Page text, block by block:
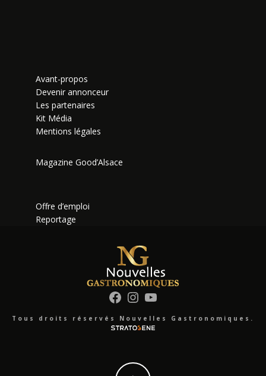
Avant-propos
Devenir annonceur
Les partenaires
Kit Média
Mentions légales
Magazine Good’Alsace
Offre d’emploi
Reportage
Facebook
Instagram
YouTube
Tous droits réservés Nouvelles Gastronomiques.